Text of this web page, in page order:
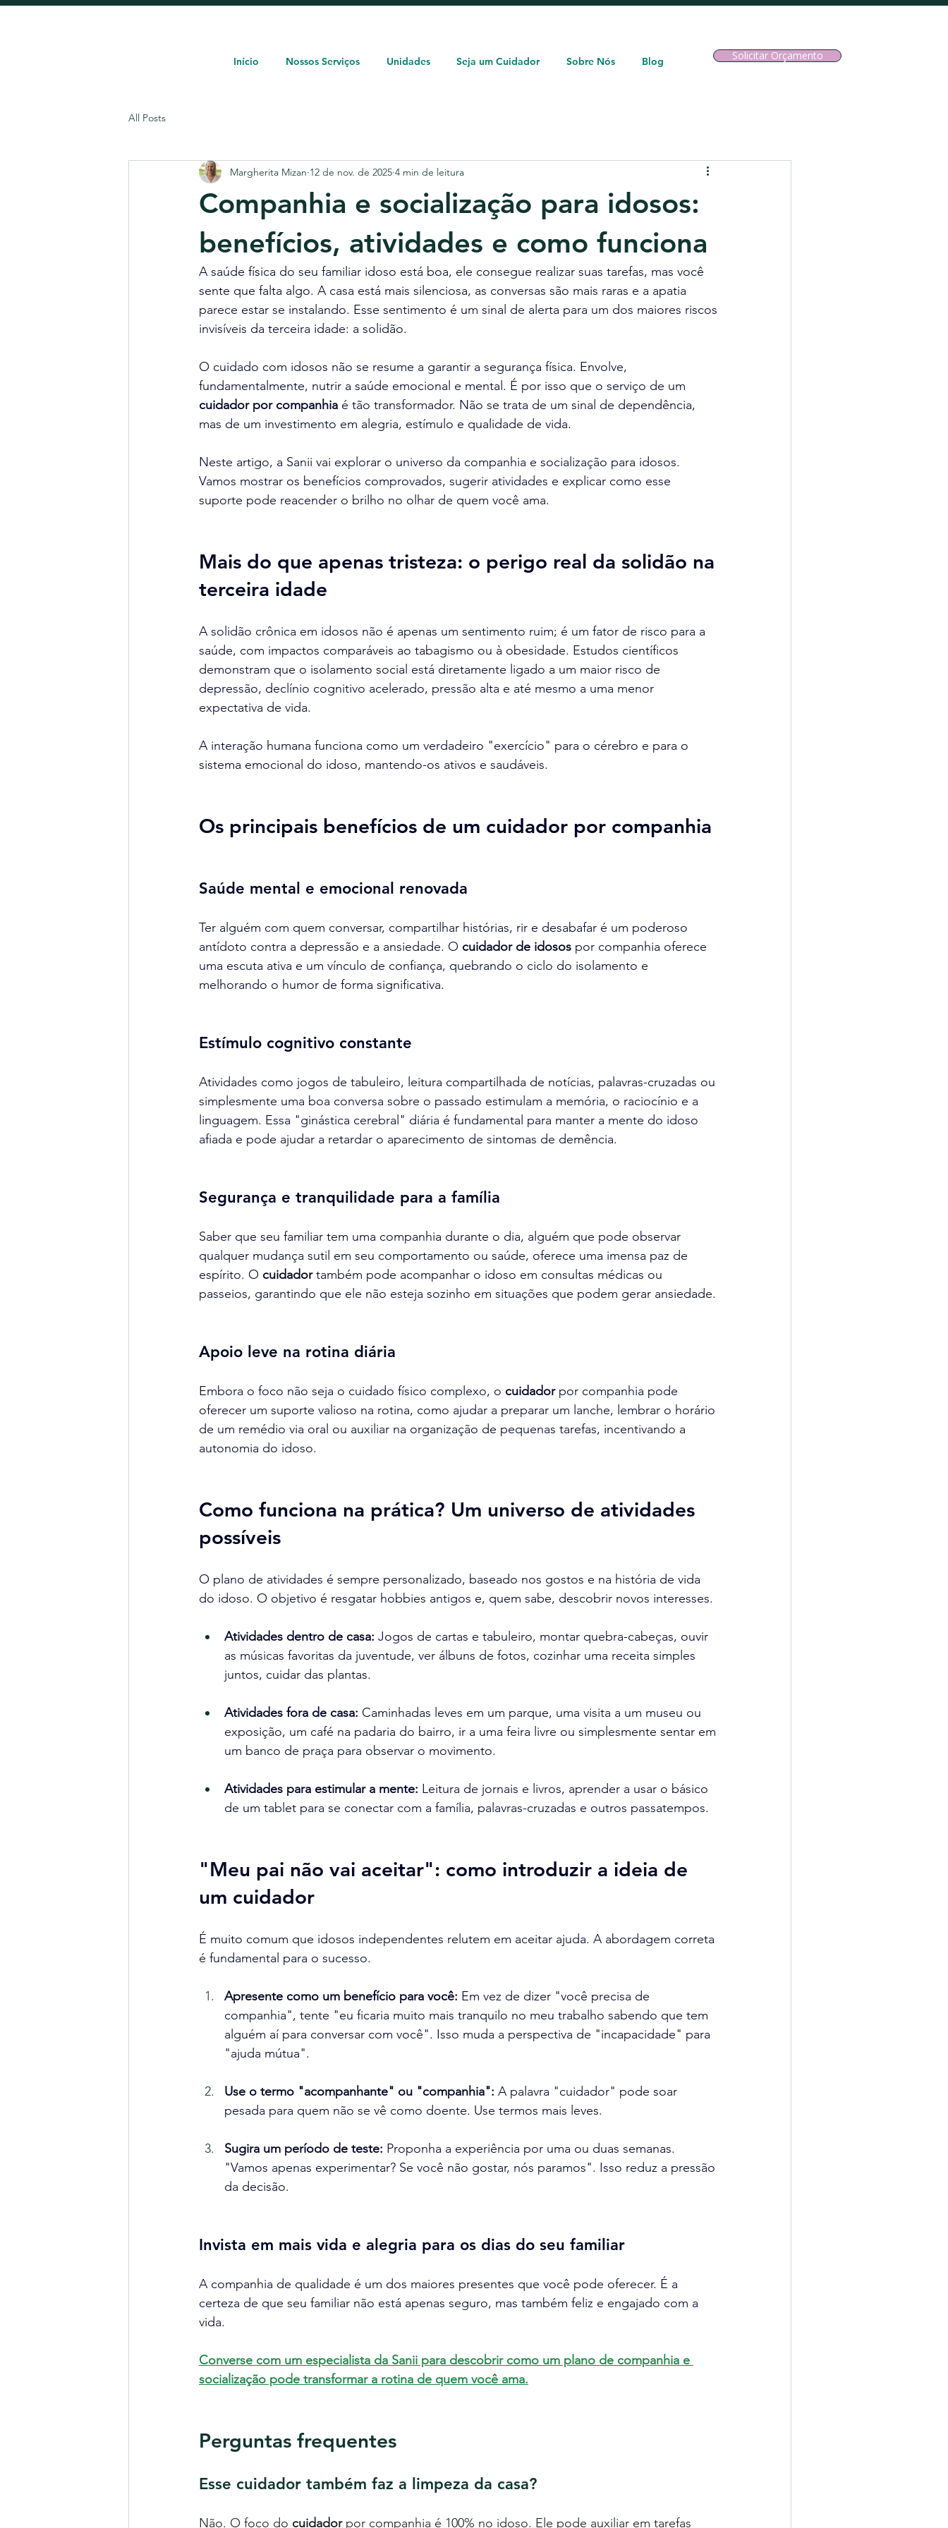
Início Nossos Serviços Unidades Seja um Cuidador Sobre Nós Blog Solicitar Orçamento
All Posts
Companhia e socialização para idosos:
benefícios, atividades e como funciona
Margherita Mizan 12 de nov. de 2025 4 min de leitura
A saúde física do seu familiar idoso está boa, ele consegue realizar suas tarefas, mas você
sente que falta algo. A casa está mais silenciosa, as conversas são mais raras e a apatia
parece estar se instalando. Esse sentimento é um sinal de alerta para um dos maiores riscos
invisíveis da terceira idade: a solidão.
O cuidado com idosos não se resume a garantir a segurança física. Envolve,
fundamentalmente, nutrir a saúde emocional e mental. É por isso que o serviço de um
cuidador por companhia é tão transformador. Não se trata de um sinal de dependência,
mas de um investimento em alegria, estímulo e qualidade de vida.
Neste artigo, a Sanii vai explorar o universo da companhia e socialização para idosos.
Vamos mostrar os benefícios comprovados, sugerir atividades e explicar como esse
suporte pode reacender o brilho no olhar de quem você ama.
Mais do que apenas tristeza: o perigo real da solidão na
terceira idade
A solidão crônica em idosos não é apenas um sentimento ruim; é um fator de risco para a
saúde, com impactos comparáveis ao tabagismo ou à obesidade. Estudos científicos
demonstram que o isolamento social está diretamente ligado a um maior risco de
depressão, declínio cognitivo acelerado, pressão alta e até mesmo a uma menor
expectativa de vida.
A interação humana funciona como um verdadeiro "exercício" para o cérebro e para o
sistema emocional do idoso, mantendo-os ativos e saudáveis.
Os principais benefícios de um cuidador por companhia
Saúde mental e emocional renovada
Ter alguém com quem conversar, compartilhar histórias, rir e desabafar é um poderoso
antídoto contra a depressão e a ansiedade. O cuidador de idosos por companhia oferece
uma escuta ativa e um vínculo de confiança, quebrando o ciclo do isolamento e
melhorando o humor de forma significativa.
Estímulo cognitivo constante
Atividades como jogos de tabuleiro, leitura compartilhada de notícias, palavras-cruzadas ou
simplesmente uma boa conversa sobre o passado estimulam a memória, o raciocínio e a
linguagem. Essa "ginástica cerebral" diária é fundamental para manter a mente do idoso
afiada e pode ajudar a retardar o aparecimento de sintomas de demência.
Segurança e tranquilidade para a família
Saber que seu familiar tem uma companhia durante o dia, alguém que pode observar
qualquer mudança sutil em seu comportamento ou saúde, oferece uma imensa paz de
espírito. O cuidador também pode acompanhar o idoso em consultas médicas ou
passeios, garantindo que ele não esteja sozinho em situações que podem gerar ansiedade.
Apoio leve na rotina diária
Embora o foco não seja o cuidado físico complexo, o cuidador por companhia pode
oferecer um suporte valioso na rotina, como ajudar a preparar um lanche, lembrar o horário
de um remédio via oral ou auxiliar na organização de pequenas tarefas, incentivando a
autonomia do idoso.
Como funciona na prática? Um universo de atividades
possíveis
O plano de atividades é sempre personalizado, baseado nos gostos e na história de vida
do idoso. O objetivo é resgatar hobbies antigos e, quem sabe, descobrir novos interesses.
Atividades dentro de casa: Jogos de cartas e tabuleiro, montar quebra-cabeças, ouvir
as músicas favoritas da juventude, ver álbuns de fotos, cozinhar uma receita simples
juntos, cuidar das plantas.
Atividades fora de casa: Caminhadas leves em um parque, uma visita a um museu ou
exposição, um café na padaria do bairro, ir a uma feira livre ou simplesmente sentar em
um banco de praça para observar o movimento.
Atividades para estimular a mente: Leitura de jornais e livros, aprender a usar o básico
de um tablet para se conectar com a família, palavras-cruzadas e outros passatempos.
"Meu pai não vai aceitar": como introduzir a ideia de
um cuidador
É muito comum que idosos independentes relutem em aceitar ajuda. A abordagem correta
é fundamental para o sucesso.
Apresente como um benefício para você: Em vez de dizer "você precisa de
companhia", tente "eu ficaria muito mais tranquilo no meu trabalho sabendo que tem
alguém aí para conversar com você". Isso muda a perspectiva de "incapacidade" para
"ajuda mútua".
Use o termo "acompanhante" ou "companhia": A palavra "cuidador" pode soar
pesada para quem não se vê como doente. Use termos mais leves.
Sugira um período de teste: Proponha a experiência por uma ou duas semanas.
"Vamos apenas experimentar? Se você não gostar, nós paramos". Isso reduz a pressão
da decisão.
Invista em mais vida e alegria para os dias do seu familiar
A companhia de qualidade é um dos maiores presentes que você pode oferecer. É a
certeza de que seu familiar não está apenas seguro, mas também feliz e engajado com a
vida.
Converse com um especialista da Sanii para descobrir como um plano de companhia e
socialização pode transformar a rotina de quem você ama.
Perguntas frequentes
Esse cuidador também faz a limpeza da casa?
Não. O foco do cuidador por companhia é 100% no idoso. Ele pode auxiliar em tarefas